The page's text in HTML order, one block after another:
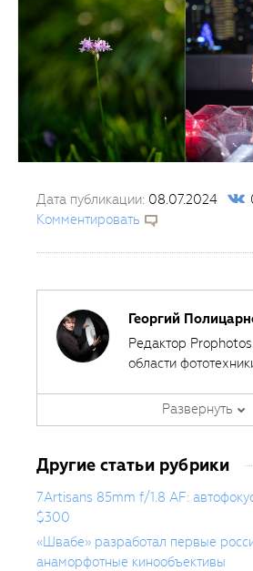
Дата публикации: 08.07.2024
Комментировать
Георгий
Редактор
области
фотооборудования
Является автором
Развернуть
Другие статьи рубрики
7Artisans 85mm f/1.8 AF:
$300
«Швабе» разработал первые
анаморфотные кинообъективы